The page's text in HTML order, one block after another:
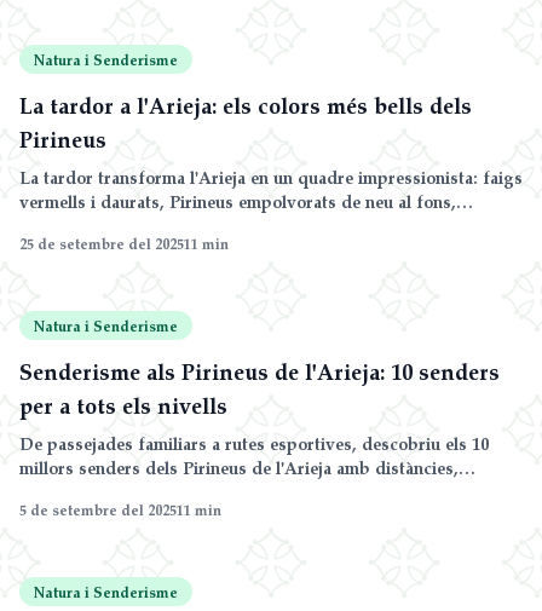
Natura i Senderisme
La tardor a l'Arieja: els colors més bells dels
Pirineus
La tardor transforma l'Arieja en un quadre impressionista: faigs
vermells i daurats, Pirineus empolvorats de neu al fons,
caminar, buscar bolets i desconnectar lluny de les multituds.
25 de setembre del 202511 min
Natura i Senderisme
Senderisme als Pirineus de l'Arieja: 10 senders
per a tots els nivells
De passejades familiars a rutes esportives, descobriu els 10
millors senders dels Pirineus de l'Arieja amb distàncies,
5 de setembre del 202511 min
Natura i Senderisme